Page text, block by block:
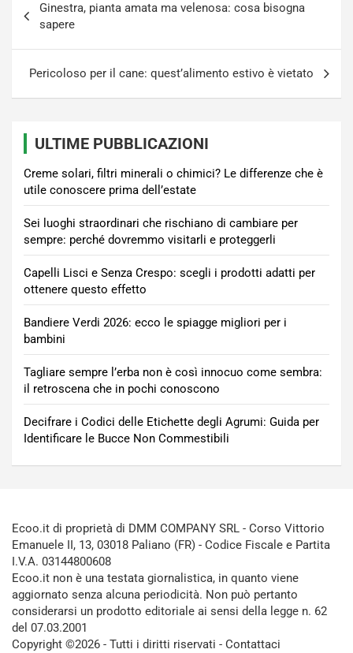
articoli
Ginestra, pianta amata ma velenosa: cosa bisogna
sapere
Pericoloso per il cane: quest’alimento estivo è vietato
ULTIME PUBBLICAZIONI
Creme solari, filtri minerali o chimici? Le differenze che è
utile conoscere prima dell’estate
Sei luoghi straordinari che rischiano di cambiare per
sempre: perché dovremmo visitarli e proteggerli
Capelli Lisci e Senza Crespo: scegli i prodotti adatti per
ottenere questo effetto
Bandiere Verdi 2026: ecco le spiagge migliori per i
bambini
Tagliare sempre l’erba non è così innocuo come sembra:
il retroscena che in pochi conoscono
Decifrare i Codici delle Etichette degli Agrumi: Guida per
Identificare le Bucce Non Commestibili
Ecoo.it di proprietà di DMM COMPANY SRL - Corso Vittorio
Emanuele II, 13, 03018 Paliano (FR) - Codice Fiscale e Partita
I.V.A. 03144800608
Ecoo.it non è una testata giornalistica, in quanto viene
aggiornato senza alcuna periodicità. Non può pertanto
considerarsi un prodotto editoriale ai sensi della legge n. 62
del 07.03.2001
Copyright ©2026 - Tutti i diritti riservati - Contattaci